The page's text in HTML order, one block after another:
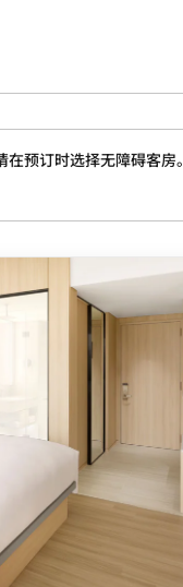
预订时选择无障碍客房。